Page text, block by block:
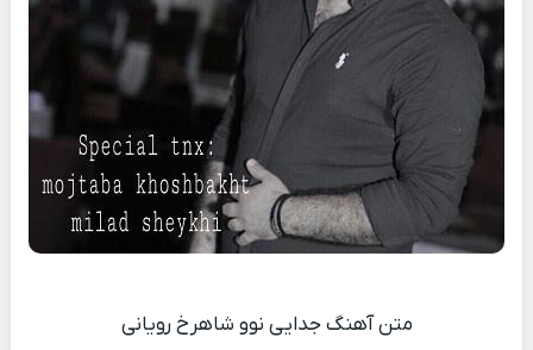
متن آهنگ جدایی نوو شاهرخ رویانی